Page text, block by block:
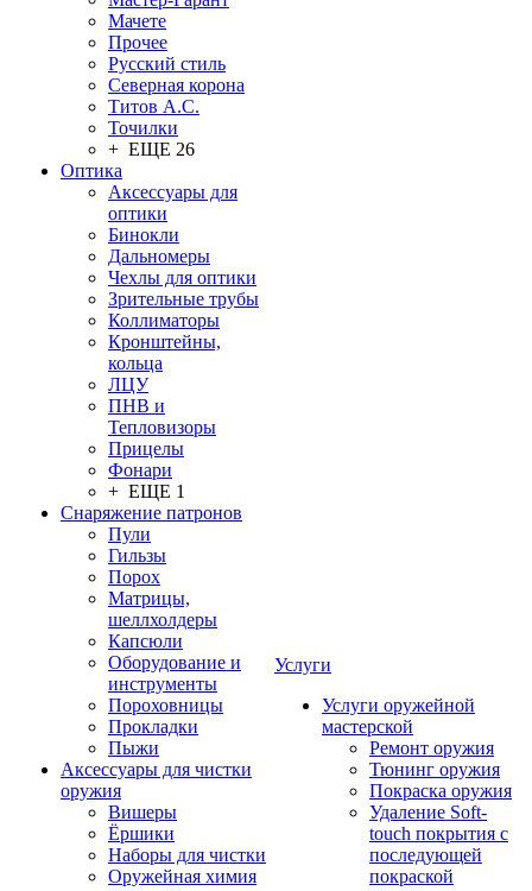
Мачете
Прочее
Русский стиль
Северная корона
Титов А.С.
Точилки
+ ЕЩЕ 26
Оптика
Аксессуары для
оптики
Бинокли
Дальномеры
Чехлы для оптики
Зрительные трубы
Коллиматоры
Кронштейны,
кольца
ЛЦУ
ПНВ и
Тепловизоры
Прицелы
Фонари
+ ЕЩЕ 1
Снаряжение патронов
Пули
Гильзы
Порох
Матрицы,
шеллхолдеры
Капсюли
Оборудование и
инструменты
Пороховницы
Прокладки
Пыжи
Аксессуары для чистки
оружия
Вишеры
Ёршики
Наборы для чистки
Оружейная химия
Услуги
Услуги оружейной
мастерской
Ремонт оружия
Тюнинг оружия
Покраска оружия
Удаление Soft-
touch покрытия с
последующей
покраской